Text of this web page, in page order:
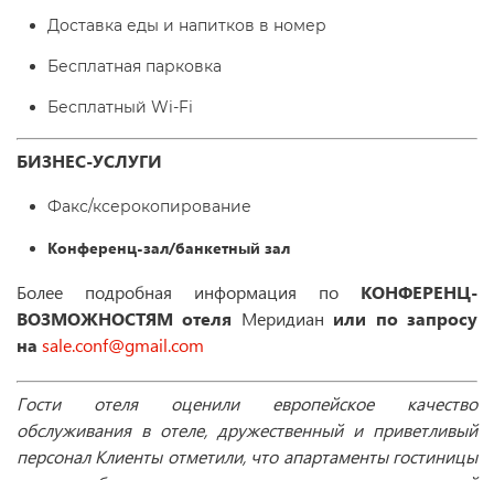
Доставка еды и напитков в номер
Бесплатная парковка
Бесплатный Wi-Fі
БИЗНЕС-УСЛУГИ
Факс/ксерокопирование
Конференц-зал/банкетный зал
Более подробная информация по КОНФЕРЕНЦ-
ВОЗМОЖНОСТЯМ отеля Меридиан или по запросу
на sale.conf@gmail.com
Гости отеля оценили европейское качество
обслуживания в отеле, дружественный и приветливый
персонал Клиенты отметили, что апартаменты гостиницы